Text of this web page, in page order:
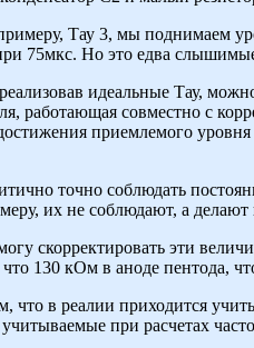
Тау 3, мы поднимаем
75мкс. Но это едва
идеальные Тау,
работающая совместно с
приемлемого
точно соблюдать
их не соблюдают, а делают
скорректировать эти
130 кОм в аноде пентода,
что в реалии приходится
при расчетах